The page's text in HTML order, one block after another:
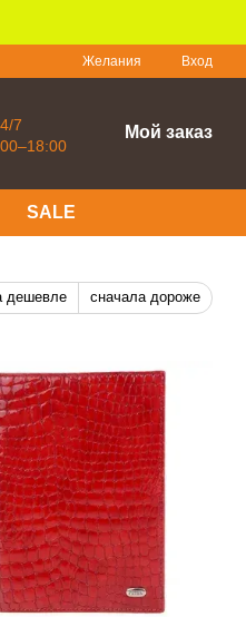
Желания Вход
7
Мой заказ
SALE
дешевле сначала дороже